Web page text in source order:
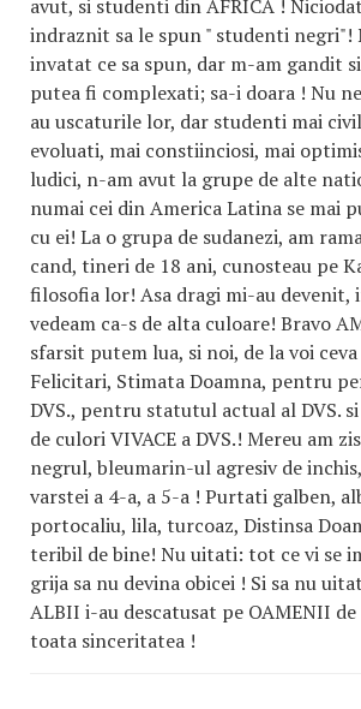
avut, si studenti din AFRICA !
indraznit sa le spun " studenti negri"!
invatat ce sa spun, dar m-am gandit
putea fi complexati; sa-i doara ! Nu
au uscaturile lor, dar studenti mai
evoluati, mai constiinciosi, mai
ludici, n-am avut la grupe de alte
numai cei din America Latina se mai
cu ei! La o grupa de sudanezi, am
cand, tineri de 18 ani, cunosteau pe
filosofia lor! Asa dragi mi-au devenit,
vedeam ca-s de alta culoare! Bravo
sfarsit putem lua, si noi, de la voi
Felicitari, Stimata Doamna, pentru
DVS., pentru statutul actual al DVS.
de culori VIVACE a DVS.! Mereu am
negrul, bleumarin-ul agresiv de
varstei a 4-a, a 5-a ! Purtati galben,
portocaliu, lila, turcoaz, Distinsa
teribil de bine! Nu uitati: tot ce vi se
grija sa nu devina obicei ! Si sa nu
ALBII i-au descatusat pe OAMENII de
toata sinceritatea !